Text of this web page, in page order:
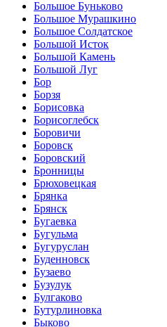
Большое Буньково
Большое Мурашкино
Большое Солдатское
Большой Исток
Большой Камень
Большой Луг
Бор
Борзя
Борисовка
Борисоглебск
Боровичи
Боровск
Боровский
Бронницы
Брюховецкая
Брянка
Брянск
Бугаевка
Бугульма
Бугуруслан
Буденновск
Бузаево
Бузулук
Булгаково
Бутурлиновка
Быково